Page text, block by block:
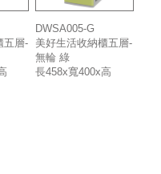
五層-
DWSA005-G
美好生活收納櫃五層-
無輪 綠
長458x寬400x高